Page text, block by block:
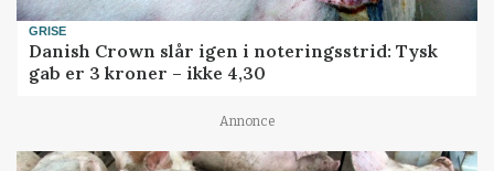
GRISE
Danish Crown slår igen i noteringsstrid: Tysk
gab er 3 kroner – ikke 4,30
Annonce